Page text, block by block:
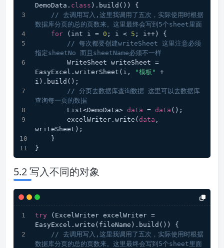
DemoData. class ).build()) {
// 去调用写入,这里我调用了五次，实际使用时根据
数据库分页的总的页数来。这里最终会写到5个sheet里面
for (int i = 0 ; i < 5 ; i++) {
// 每次都要创建writeSheet 这里注意必须
指定sheetNo 而且sheetName必须不一样
EasyExcel.writerSheet(i,
"模板"
+
i).build();
// 分页去数据库查询数据 这里可以去数据库
查询每一页的数据
        List<DemoData>
data = data ();
        excelWriter.write(
data ,
writeSheet);
    }
}
5.2 写入不同的对象
try (ExcelWriter excelWriter =
EasyExcel.write(fileName).build()) {
// 去调用写入,这里我调用了五次，实际使用时根据
数据库分页的总的页数来。这里最终会写到5个sheet里面